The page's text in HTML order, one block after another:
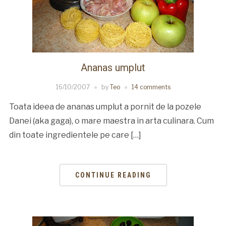
Ananas umplut
16/10/2007 by Teo 14 comments
Toata ideea de ananas umplut a pornit de la pozele
Danei (aka gaga), o mare maestra in arta culinara. Cum
din toate ingredientele pe care […]
CONTINUE READING